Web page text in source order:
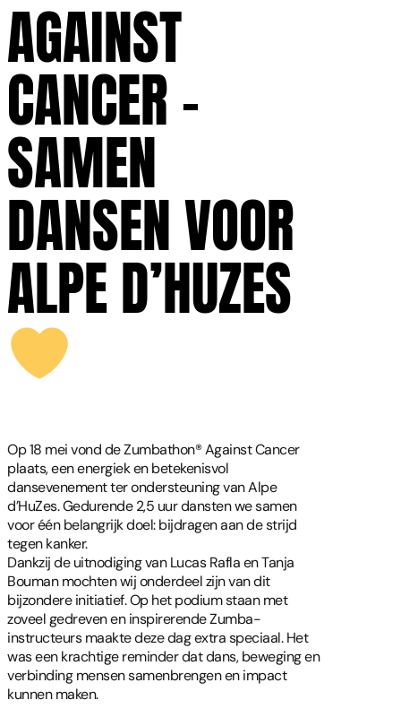
AGAINST
CANCER –
SAMEN
DANSEN VOOR
ALPE D’HUZES
Op 18 mei vond de Zumbathon® Against Cancer
plaats, een energiek en betekenisvol
dansevenement ter ondersteuning van Alpe
d’HuZes. Gedurende 2,5 uur dansten we samen
voor één belangrijk doel: bijdragen aan de strijd
tegen kanker.
Dankzij de uitnodiging van Lucas Rafla en Tanja
Bouman mochten wij onderdeel zijn van dit
bijzondere initiatief. Op het podium staan met
zoveel gedreven en inspirerende Zumba-
instructeurs maakte deze dag extra speciaal. Het
was een krachtige reminder dat dans, beweging en
verbinding mensen samenbrengen en impact
kunnen maken.